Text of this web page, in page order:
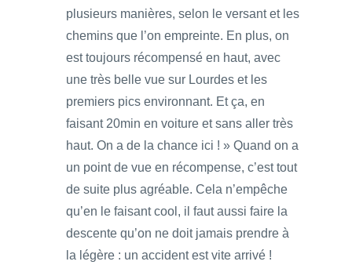
plusieurs manières, selon le versant et les
chemins que l’on empreinte. En plus, on
est toujours récompensé en haut, avec
une très belle vue sur Lourdes et les
premiers pics environnant. Et ça, en
faisant 20min en voiture et sans aller très
haut. On a de la chance ici ! » Quand on a
un point de vue en récompense, c’est tout
de suite plus agréable. Cela n’empêche
qu’en le faisant cool, il faut aussi faire la
descente qu’on ne doit jamais prendre à
la légère : un accident est vite arrivé !